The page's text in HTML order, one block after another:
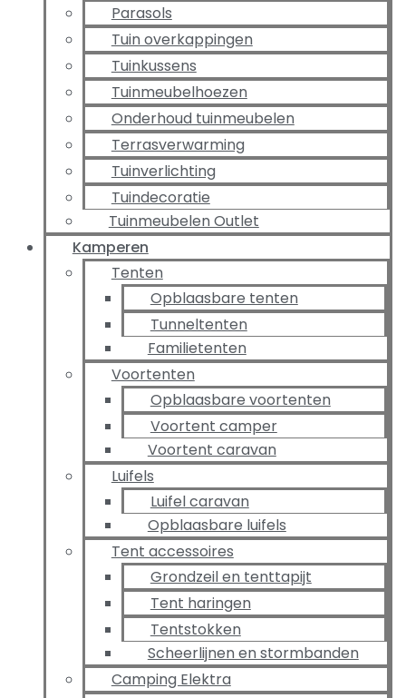
Parasols
Tuin overkappingen
Tuinkussens
Tuinmeubelhoezen
Onderhoud tuinmeubelen
Terrasverwarming
Tuinverlichting
Tuindecoratie
Tuinmeubelen Outlet
Kamperen
Tenten
Opblaasbare tenten
Tunneltenten
Familietenten
Voortenten
Opblaasbare voortenten
Voortent camper
Voortent caravan
Luifels
Luifel caravan
Opblaasbare luifels
Tent accessoires
Grondzeil en tenttapijt
Tent haringen
Tentstokken
Scheerlijnen en stormbanden
Camping Elektra